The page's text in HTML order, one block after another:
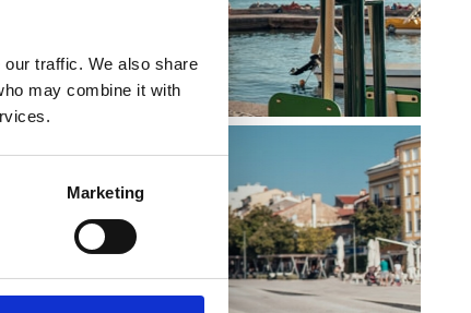
traffic. We also share
may combine it with
Marketing
RICREATIVI